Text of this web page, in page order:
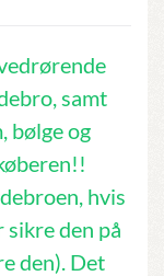
samt
bølge og
hvis
den på
den). Det